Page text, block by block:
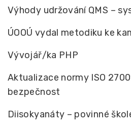
Výhody udržování QMS –
ÚOOÚ vydal metodiku ke
Vývojář/ka PHP
Aktualizace normy ISO
bezpečnost
Diisokyanáty – povinné